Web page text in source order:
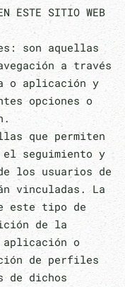
ESTE SITIO WEB
son aquellas
a través
o aplicación y
opciones o
que permiten
el seguimiento y
los usuarios de
vinculadas. La
este tipo de
de la
o
de perfiles
de dichos